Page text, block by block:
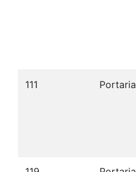
111 Portaria